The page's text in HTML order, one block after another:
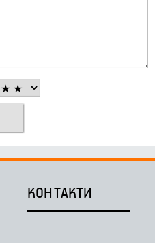
КОНТАКТИ